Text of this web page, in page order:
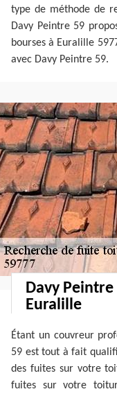
type de méthode de
Davy Peintre 59
bourses à Euralille
avec Davy Peintre 59.
Davy
Euralille
Étant un couvreur
59 est tout à fait
des fuites sur votre
fuites sur votre